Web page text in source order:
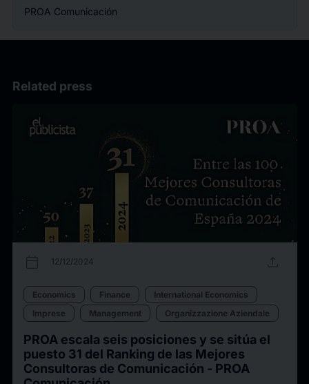
PROA Comunicación
Related press
calendar_today 12/12/2024 upload
Economics Finance
International Economics
Imprese
Management Organizzazione Aziendale
PROA escala seis posiciones y se sitúa el
puesto 31 del Ranking de las Mejores
Consultoras de Comunicación - PROA